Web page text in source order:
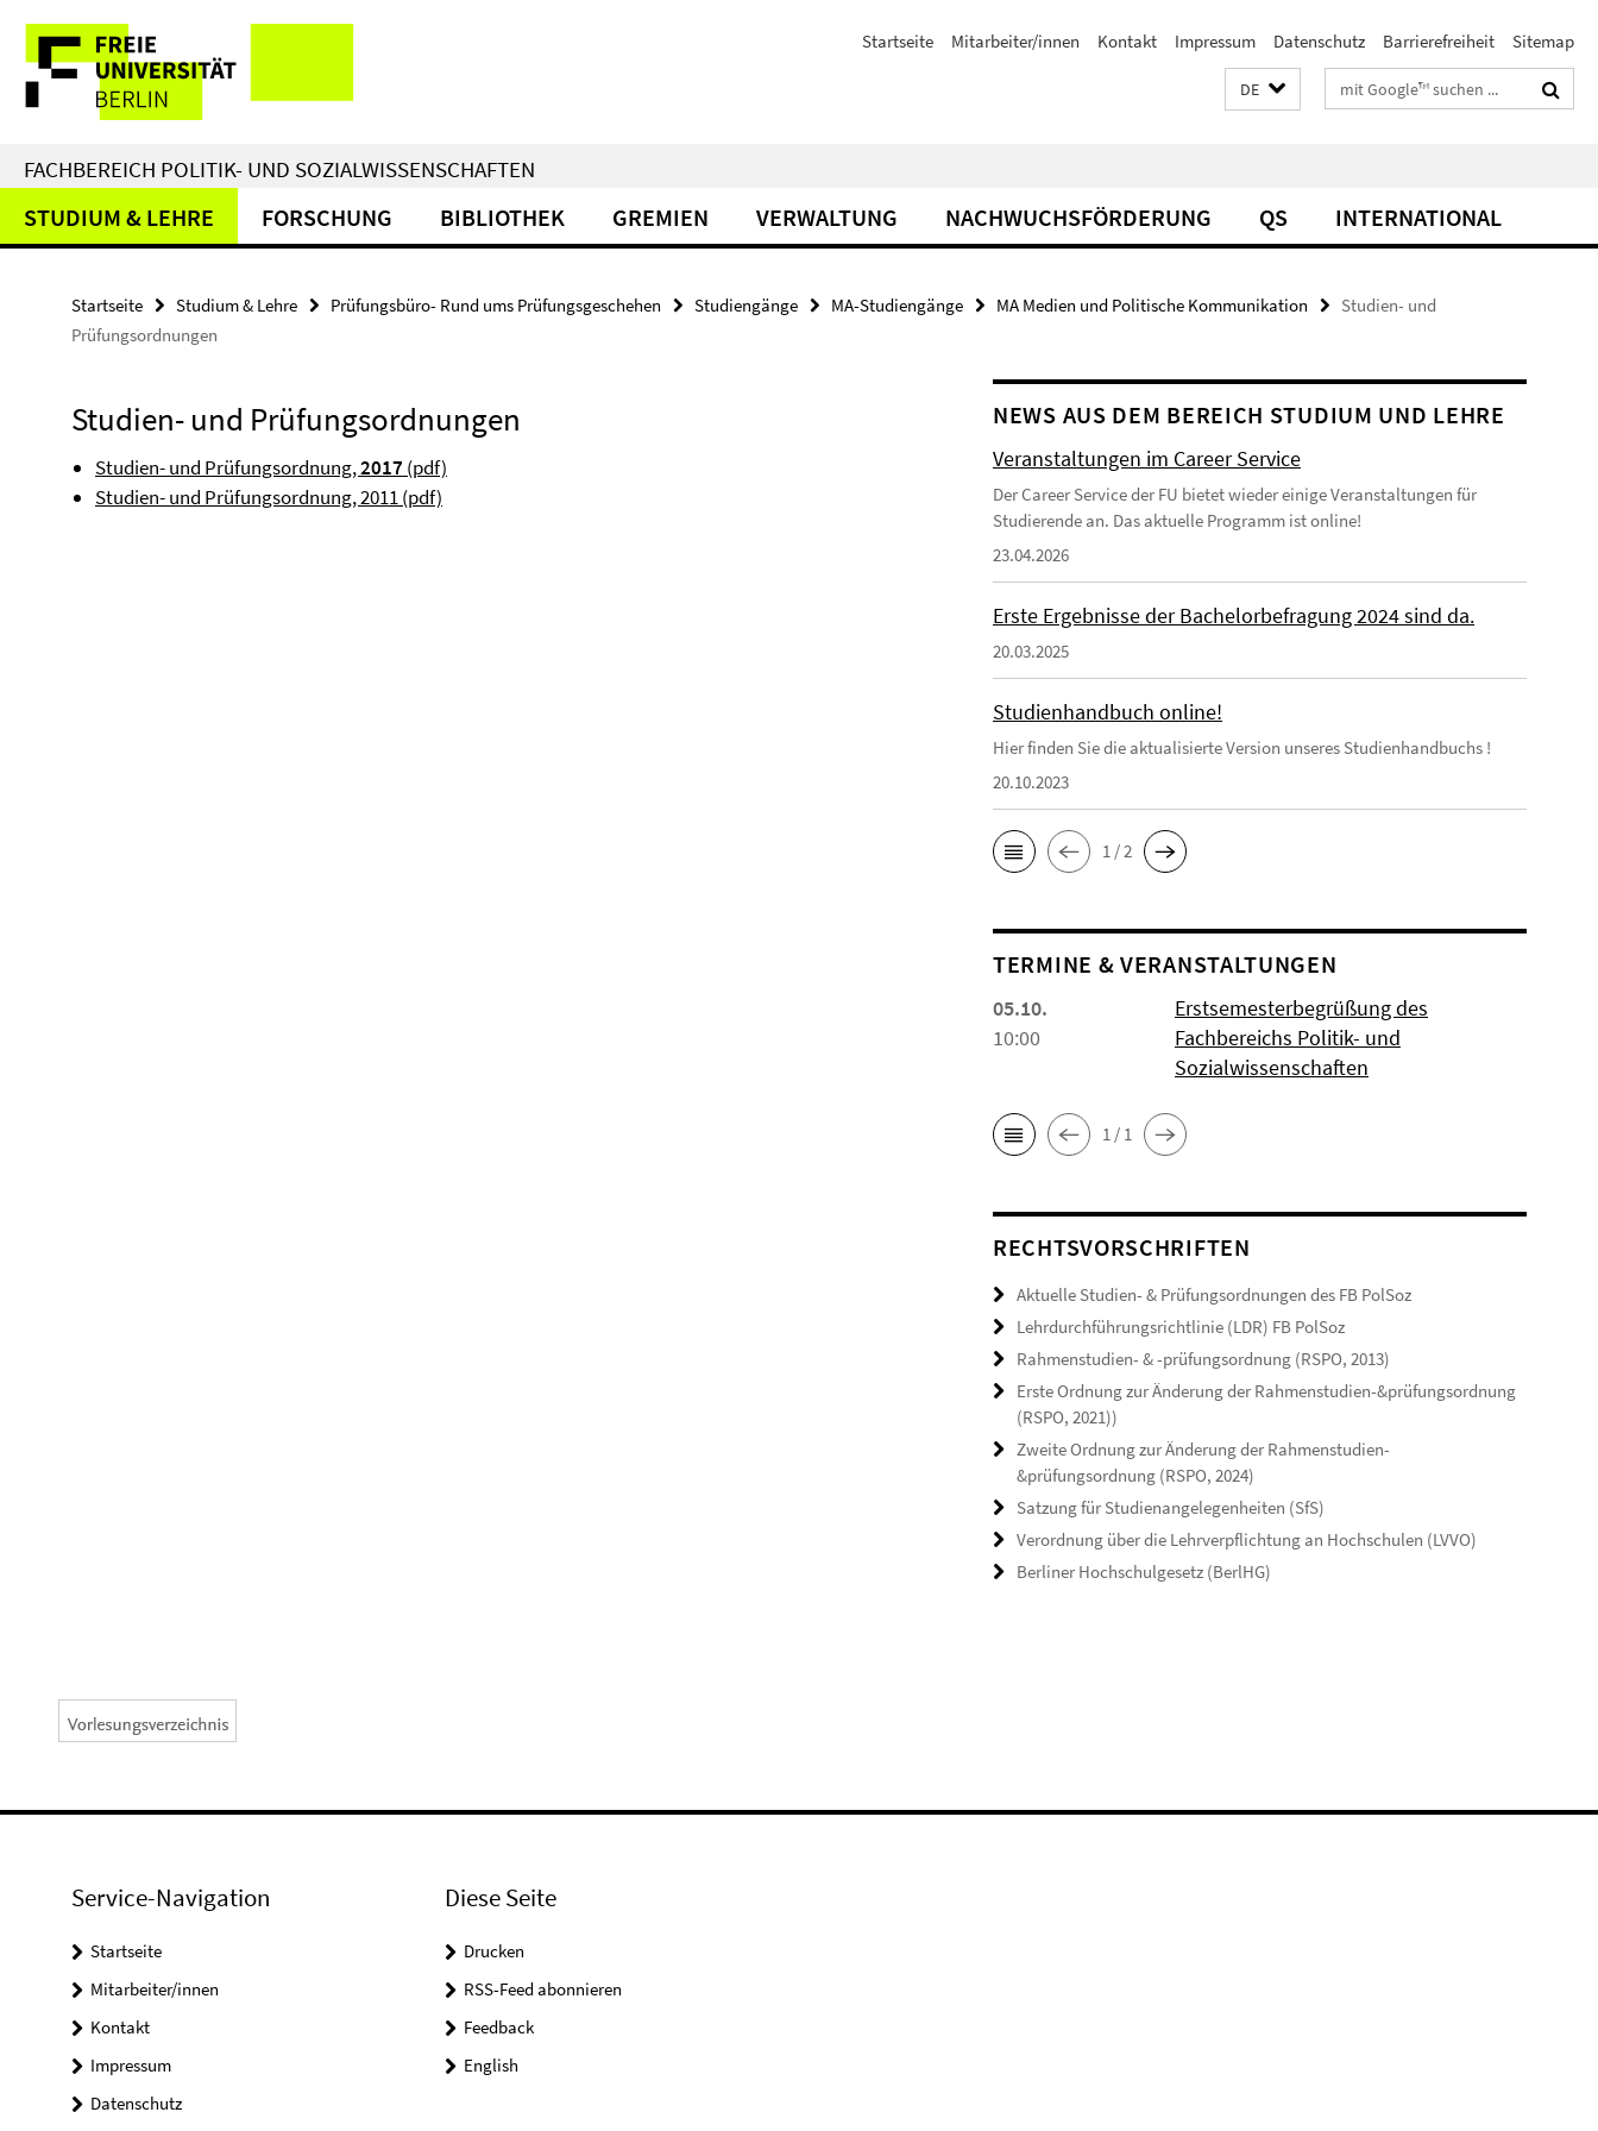
direkt
Inhalt
Service-
Navigation
Startseite Mitarbeiter/innen Kontakt Impressum Datenschutz Barrierefreiheit Sitemap
DE Suchbegriffe
FACHBEREICH POLITIK- UND SOZIALWISSENSCHAFTEN
STUDIUM & LEHRE FORSCHUNG BIBLIOTHEK GREMIEN VERWALTUNG NACHWUCHSFÖRDERUNG QS INTERNATIONAL
Startseite Studium & Lehre Prüfungsbüro- Rund ums Prüfungsgeschehen Studiengänge MA-Studiengänge MA Medien und Politische Kommunikation
Studien- und
Prüfungsordnungen
Studien- und Prüfungsordnungen
Studien- und Prüfungsordnung,2017 (pdf)
Studien- und Prüfungsordnung, 2011 (pdf)
NEWS AUS DEM BEREICH STUDIUM UND LEHRE
Veranstaltungen im Career Service
Der Career Service der FU bietet wieder einige Veranstaltungen für
Studierende an. Das aktuelle Programm ist online!
23.04.2026
Erste Ergebnisse der Bachelorbefragung 2024 sind da.
20.03.2025
Studienhandbuch online!
Hier finden Sie die aktualisierte Version unseres Studienhandbuchs !
20.10.2023
1 / 2
TERMINE & VERANSTALTUNGEN
05.10.
10:00
Erstsemesterbegrüßung des
Fachbereichs Politik- und
Sozialwissenschaften
1 / 1
RECHTSVORSCHRIFTEN
Aktuelle Studien- & Prüfungsordnungen des FB PolSoz
Lehrdurchführungsrichtlinie (LDR) FB PolSoz
Rahmenstudien- & -prüfungsordnung (RSPO, 2013)
Erste Ordnung zur Änderung der Rahmenstudien-&prüfungsordnung
(RSPO, 2021))
Zweite Ordnung zur Änderung der Rahmenstudien-
&prüfungsordnung (RSPO, 2024)
Satzung für Studienangelegenheiten (SfS)
Verordnung über die Lehrverpflichtung an Hochschulen (LVVO)
Berliner Hochschulgesetz (BerlHG)
Service-Navigation
Startseite
Mitarbeiter/innen
Kontakt
Impressum
Datenschutz
Diese Seite
Drucken
RSS-Feed abonnieren
Feedback
English